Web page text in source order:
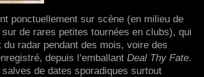
ponctuellement sur scène (en milieu de
de rares petites tournées en clubs), qui
radar pendant des mois, voire des
depuis l’emballant Deal Thy Fate.
de dates sporadiques surtout